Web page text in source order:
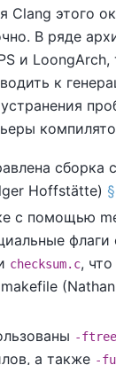
Clang этого
В ряде
и
к
сборка
Hoffstätte) §
с помощью
флаги
checksum.c,
-
а также -